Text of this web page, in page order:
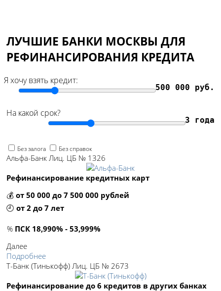
ЛУЧШИЕ БАНКИ МОСКВЫ ДЛЯ
РЕФИНАНСИРОВАНИЯ КРЕДИТА
Я хочу взять кредит:
500 000 руб.
На какой срок?
3 года
Без залога Без справок
Альфа-Банк Лиц. ЦБ № 1326
Рефинансирование кредитных карт
💰от 50 000 до 7 500 000 рублей
🕘от 2 до 7 лет
% ПСК 18,990% - 53,999%
Далее
Подробнее
Т-Банк (Тинькофф) Лиц. ЦБ № 2673
Рефинансирование до 6 кредитов в других банках